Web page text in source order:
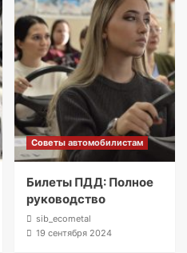
Советы автомобилистам
Билеты ПДД: Полное
руководство
sib_ecometal
19 сентября 2024